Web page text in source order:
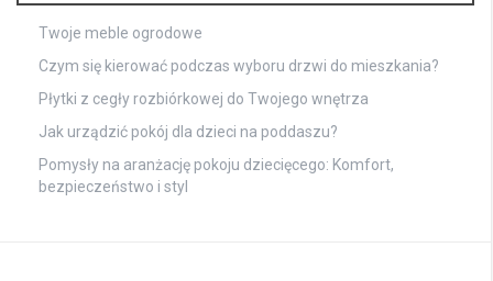
Twoje meble ogrodowe
Czym się kierować podczas wyboru drzwi do mieszkania?
Płytki z cegły rozbiórkowej do Twojego wnętrza
Jak urządzić pokój dla dzieci na poddaszu?
Pomysły na aranżację pokoju dziecięcego: Komfort,
bezpieczeństwo i styl